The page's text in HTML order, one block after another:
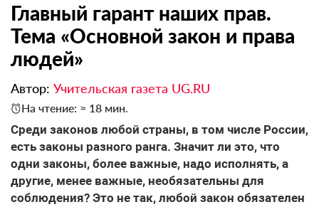
Главный гарант наших прав.
Тема «Основной закон и права
людей»
Автор: Учительская газета UG.RU
На чтение: ≈ 18 мин.
Среди законов любой страны, в том числе России,
есть законы разного ранга. Значит ли это, что
одни законы, более важные, надо исполнять, а
другие, менее важные, необязательны для
соблюдения? Это не так, любой закон обязателен